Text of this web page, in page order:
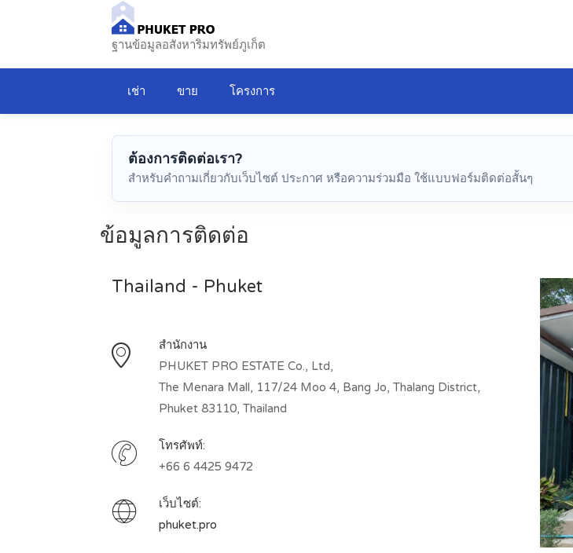
ฐานข้อมูลอสังหาริมทรัพย์ภูเก็ต
เช่า ขาย โครงการ
ต้องการติดต่อเรา?
สำหรับคำถามเกี่ยวกับเว็บไซต์ ประกาศ หรือความร่วมมือ ใช้แบบฟอร์มติดต่อสั้นๆ
ข้อมูลการติดต่อ
Thailand - Phuket
สำนักงาน
PHUKET PRO ESTATE Co., Ltd,
The Menara Mall, 117/24 Moo 4, Bang Jo, Thalang District,
Phuket 83110, Thailand
โทรศัพท์:
+66 6 4425 9472
เว็บไซต์:
phuket.pro